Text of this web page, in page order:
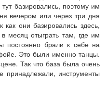
базировались, поэтому им
вечером или через три дня
они базировались здесь,
месяц отыграть там, где им
постоянно брали к себе на
Это были именно танцы.
Так что база была очень
инструменты